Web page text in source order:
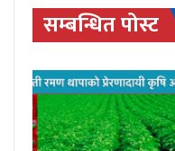
सम्बन्धित पोस्ट